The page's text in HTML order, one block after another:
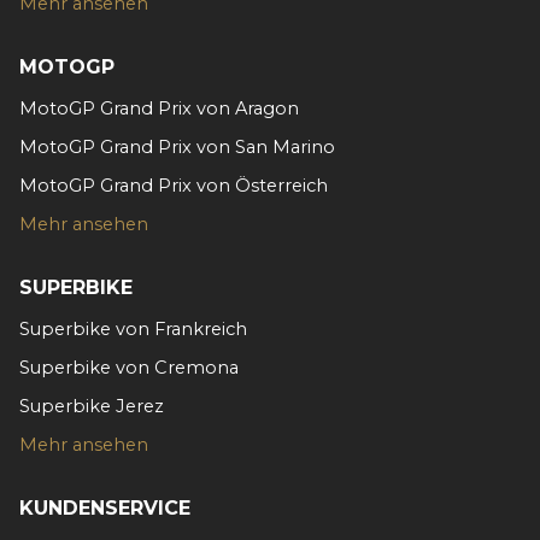
Partner führen diese Informationen möglicherweise mit
haben oder die sie im Rahmen Ihrer Nutzung der Dienste
gesammelt haben.
MOTOGP
MotoGP Grand Prix von Aragon
MotoGP Grand Prix von San Marino
MotoGP Grand Prix von Österreich
Mehr ansehen
SUPERBIKE
Superbike von Frankreich
Superbike von Cremona
Superbike Jerez
Mehr ansehen
KUNDENSERVICE